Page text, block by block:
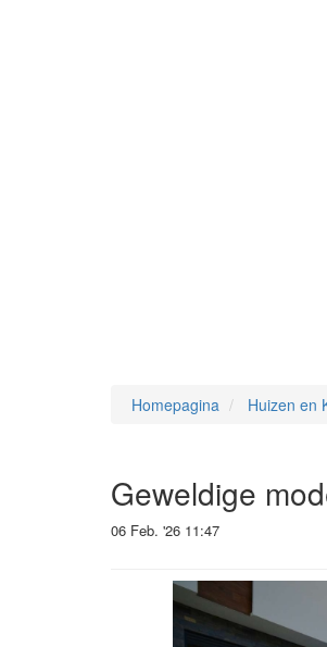
Homepagina Huizen en
Geweldige
06 Feb. '26 11:47